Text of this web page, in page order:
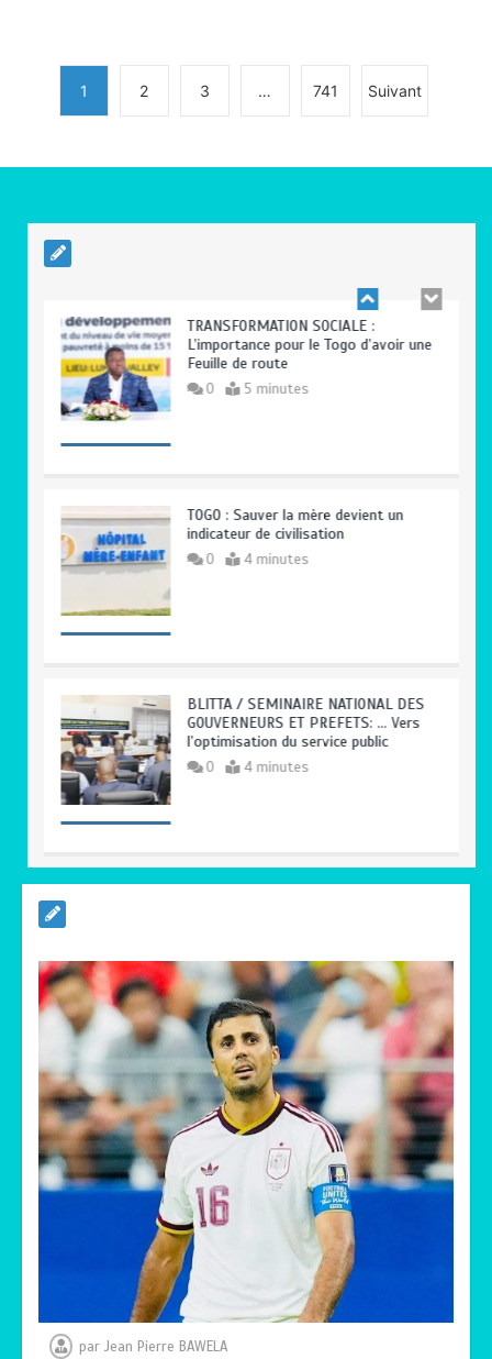
1 2 3 … 741 Suivant
TRANSFORMATION SOCIALE :
L’importance pour le Togo d’avoir une
Feuille de route
0 5 minutes
TOGO : Sauver la mère devient un
indicateur de civilisation
0 4 minutes
BLITTA / SEMINAIRE NATIONAL DES
GOUVERNEURS ET PREFETS: … Vers
l’optimisation du service public
0 4 minutes
0 5 minutes
TRANSFORMATION SOCIALE :
L’importance pour le Togo d’avoir une
Feuille de route
5 minutes
TOGO : Sauver la mère devient un
indicateur de civilisation
0
4 minutes
par Jean Pierre BAWELA